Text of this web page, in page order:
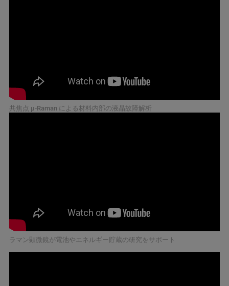
共焦点 μ-Raman による材料内部の液晶故障解析
ラマン顕微鏡が電池やエネルギー貯蔵の研究をサポート